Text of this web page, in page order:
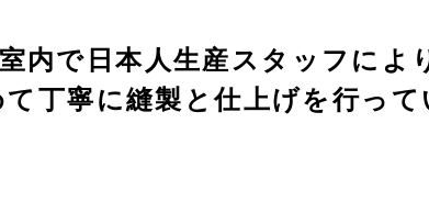
内で日本人生産スタッフによ
丁寧に縫製と仕上げを行って